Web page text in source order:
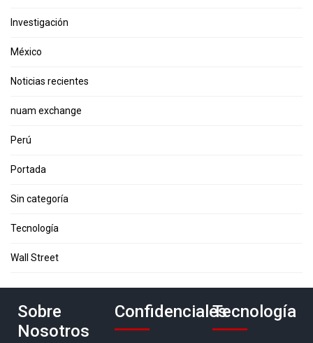
Investigación
México
Noticias recientes
nuam exchange
Perú
Portada
Sin categoría
Tecnología
Wall Street
Sobre
Nosotros
ConfidencialesTecnología